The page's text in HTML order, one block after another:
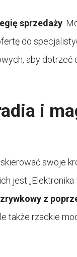
sprzedaży .
do
aby dotrzeć
i
swoje
jest „Elektronika
z
także rzadkie